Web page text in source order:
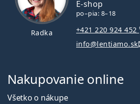
Radka
E-shop
po–pia: 8–18
+421 220 924 452
info@lentiamo.sk
Nakupovanie online
Všetko o nákupe